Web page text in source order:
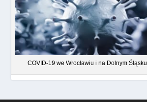
COVID-19 we Wrocławiu i na Dolnym Śląsku